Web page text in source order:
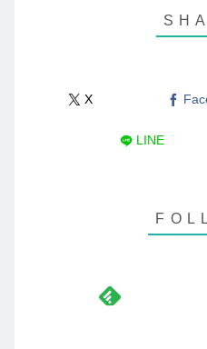
X
LINE